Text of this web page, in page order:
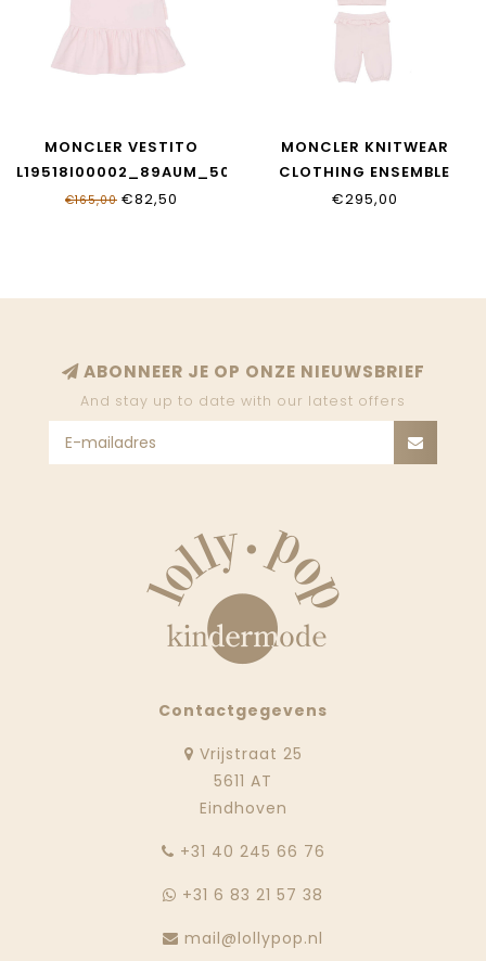
MONCLER VESTITO
L19518I00002_89AUM_503
€165,00 €82,50
MONCLER KNITWEAR
CLOTHING ENSEMBLE
€295,00
ABONNEER JE OP ONZE NIEUWSBRIEF
And stay up to date with our latest offers
Contactgegevens
Vrijstraat 25
5611 AT
Eindhoven
‭+31 40 245 66 76
+31 6 83 21 57 38
mail@lollypop.nl